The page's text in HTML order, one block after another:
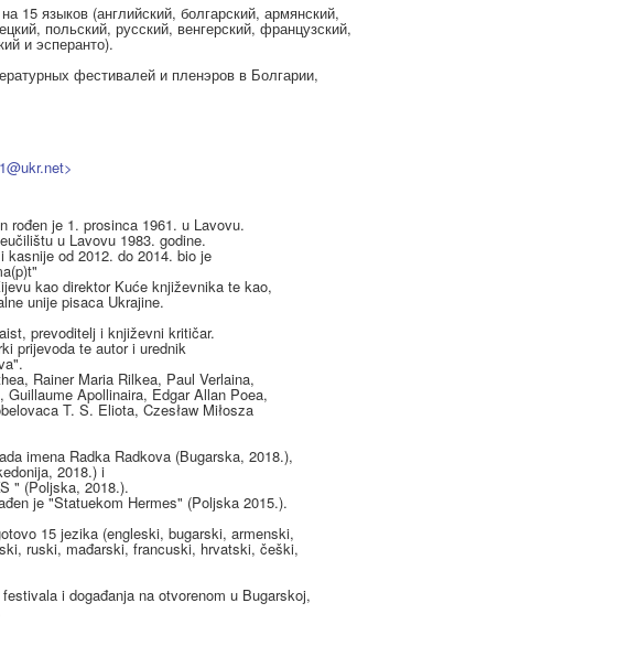
15 языков (английский, болгарский, армянский,
польский, русский, венгерский, французский,
и эсперанто).
фестивалей и пленэров в Болгарии,
t>
rođen je 1. prosinca 1961. u Lavovu.
u Lavovu 1983. godine.
kasnije od 2012. do 2014. bio je
kao direktor Kuće književnika te kao,
unije pisaca Ukrajine.
prevoditelj i književni kritičar.
prijevoda te autor i urednik
Rainer Maria Rilkea, Paul Verlaina,
Apollinaira, Edgar Allan Poea,
T. S. Eliota, Czesław Miłosza
imena Radka Radkova (Bugarska, 2018.),
2018.) i
" (Poljska, 2018.).
je "Statuekom Hermes" (Poljska 2015.).
15 jezika (engleski, bugarski, armenski,
ruski, mađarski, francuski, hrvatski, češki,
i događanja na otvorenom u Bugarskoj,